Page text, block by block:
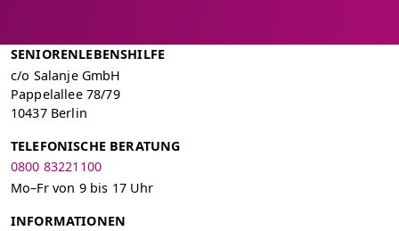
SENIORENLEBENSHILFE
c/o Salanje GmbH
Pappelallee 78/79
10437 Berlin
TELEFONISCHE BERATUNG
0800 83221100
Mo–Fr von 9 bis 17 Uhr
INFORMATIONEN